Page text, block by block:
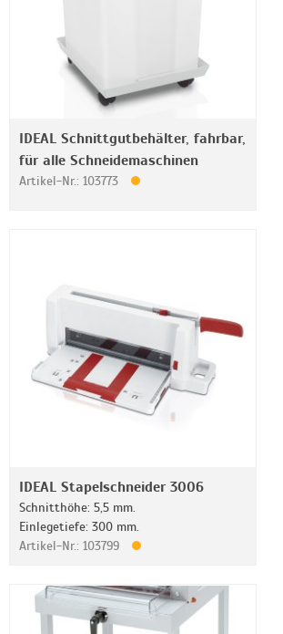
IDEAL Schnittgutbehälter, fahrbar,
für alle Schneidemaschinen
Artikel-Nr.: 103773
IDEAL Stapelschneider 3006
Schnitthöhe: 5,5 mm.
Einlegetiefe: 300 mm.
Artikel-Nr.: 103799